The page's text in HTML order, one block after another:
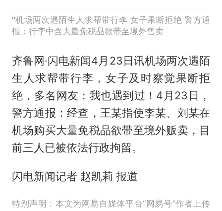
机场两次遇陌生人求帮带行李 女子果断拒绝 警方通
报：行李中含大量免税品欲带至境外售卖
齐鲁网·闪电新闻4月23日讯机场两次遇陌
生人求帮带行李，女子及时察觉果断拒
绝，多名网友：我也遇到过！4月23日，
警方通报：经查，王某指使李某、刘某在
机场购买大量免税品欲带至境外贩卖，目
前三人已被依法行政拘留。
闪电新闻记者 赵凯莉 报道
特别声明：本文为网易自媒体平台“网易号”作者上传